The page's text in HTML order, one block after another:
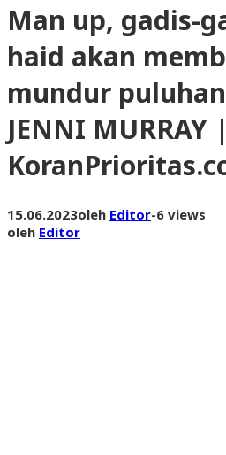
Man up, gadis-
haid akan
mundur
JENNI MURRAY |
15.06.2023oleh Editor-6 views
oleh Editor